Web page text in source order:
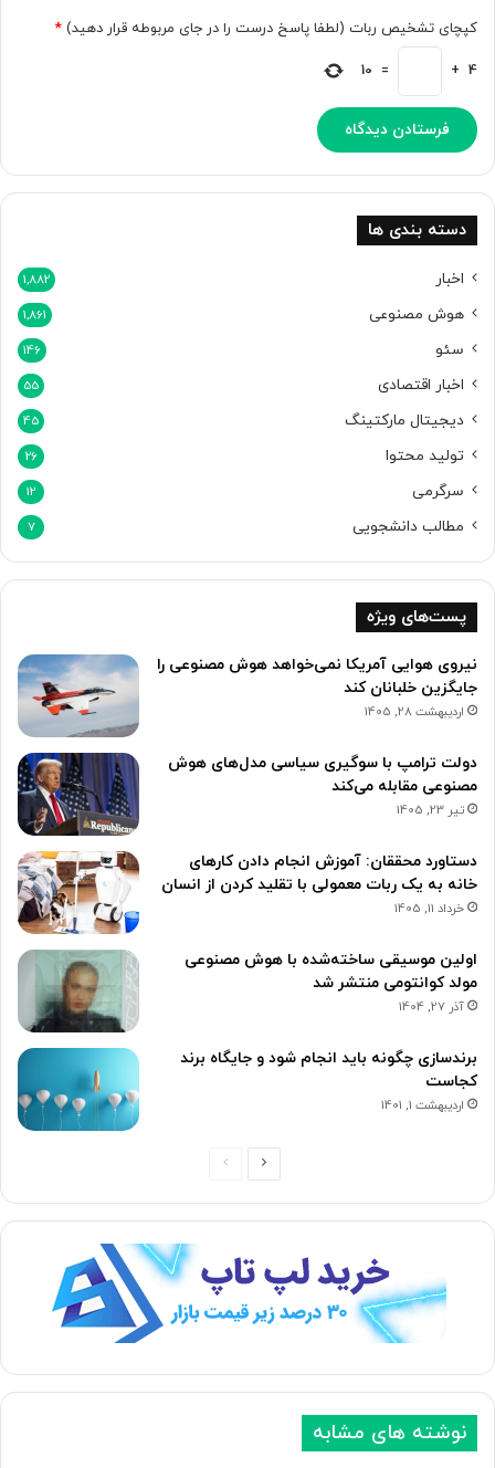
کپچای تشخیص ربات (لطفا پاسخ درست را در جای مربوطه قرار دهید) *
4
+
=
10
دسته بندی ها
اخبار 1,882
هوش مصنوعی 1,861
سئو 146
اخبار اقتصادی 55
دیجیتال مارکتینگ 45
تولید محتوا 26
سرگرمی 12
مطالب دانشجویی 7
پست‌های ویژه
نیروی هوایی آمریکا نمی‌خواهد هوش مصنوعی را
جایگزین خلبانان کند
اردیبهشت 28, 1405
دولت ترامپ با سوگیری سیاسی مدل‌های هوش
مصنوعی مقابله می‌کند
تیر 23, 1405
دستاورد محققان: آموزش انجام دادن کارهای
خانه به یک ربات معمولی با تقلید کردن از انسان
خرداد 11, 1405
اولین موسیقی ساخته‌شده با هوش مصنوعی
مولد کوانتومی منتشر شد
آذر 27, 1404
برندسازی چگونه باید انجام شود و جایگاه برند
کجاست
اردیبهشت 1, 1401
صفحه
صفحه
نوشته های مشابه